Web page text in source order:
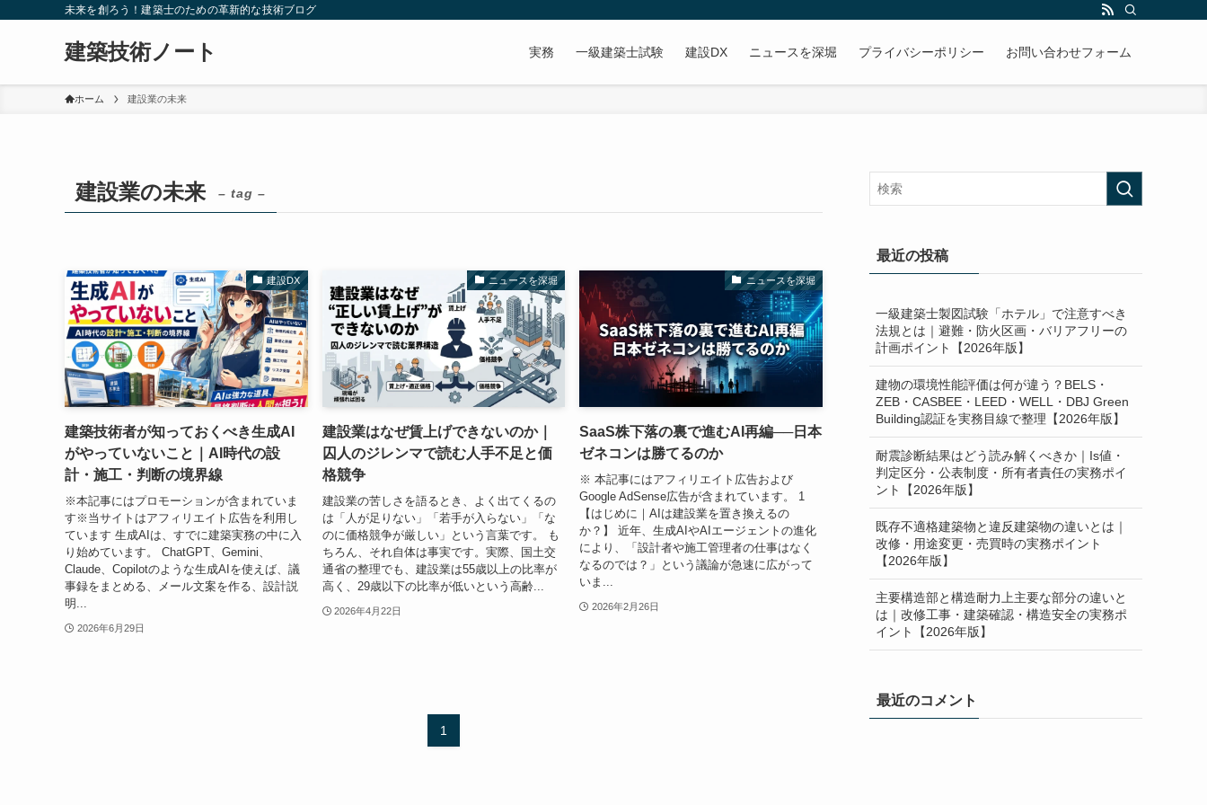
未来を創ろう！建築士のための革新的な技術ブログ
建築技術ノート 実務 一級建築士試験 建設DX ニュースを深堀 プライバシーポリシー お問い合わせフォーム
ホーム 建設業の未来
建設業の未来 – tag –
建設DX
建築技術者が知っておくべき生成AI
がやっていないこと｜AI時代の設
計・施工・判断の境界線
※本記事にはプロモーションが含まれていま
す※当サイトはアフィリエイト広告を利用し
ています 生成AIは、すでに建築実務の中に入
り始めています。 ChatGPT、Gemini、
Claude、Copilotのような生成AIを使えば、議
事録をまとめる、メール文案を作る、設計説
明...
2026年6月29日
ニュースを深堀
建設業はなぜ賃上げできないのか｜
囚人のジレンマで読む人手不足と価
格競争
建設業の苦しさを語るとき、よく出てくるの
は「人が足りない」「若手が入らない」「な
のに価格競争が厳しい」という言葉です。 も
ちろん、それ自体は事実です。実際、国土交
通省の整理でも、建設業は55歳以上の比率が
高く、29歳以下の比率が低いという高齢...
2026年4月22日
ニュースを深堀
SaaS株下落の裏で進むAI再編──日本
ゼネコンは勝てるのか
※ 本記事にはアフィリエイト広告および
Google AdSense広告が含まれています。 1
【はじめに｜AIは建設業を置き換えるの
か？】 近年、生成AIやAIエージェントの進化
により、「設計者や施工管理者の仕事はなく
なるのでは？」という議論が急速に広がって
いま...
2026年2月26日
1
最近の投稿
一級建築士製図試験「ホテル」で注意すべき
法規とは｜避難・防火区画・バリアフリーの
計画ポイント【2026年版】
建物の環境性能評価は何が違う？BELS・
ZEB・CASBEE・LEED・WELL・DBJ Green
Building認証を実務目線で整理【2026年版】
耐震診断結果はどう読み解くべきか｜Is値・
判定区分・公表制度・所有者責任の実務ポイ
ント【2026年版】
既存不適格建築物と違反建築物の違いとは｜
改修・用途変更・売買時の実務ポイント
【2026年版】
主要構造部と構造耐力上主要な部分の違いと
は｜改修工事・建築確認・構造安全の実務ポ
イント【2026年版】
最近のコメント